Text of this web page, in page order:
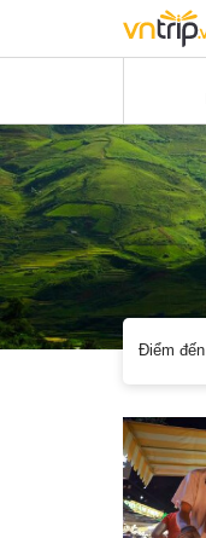
Điểm đến